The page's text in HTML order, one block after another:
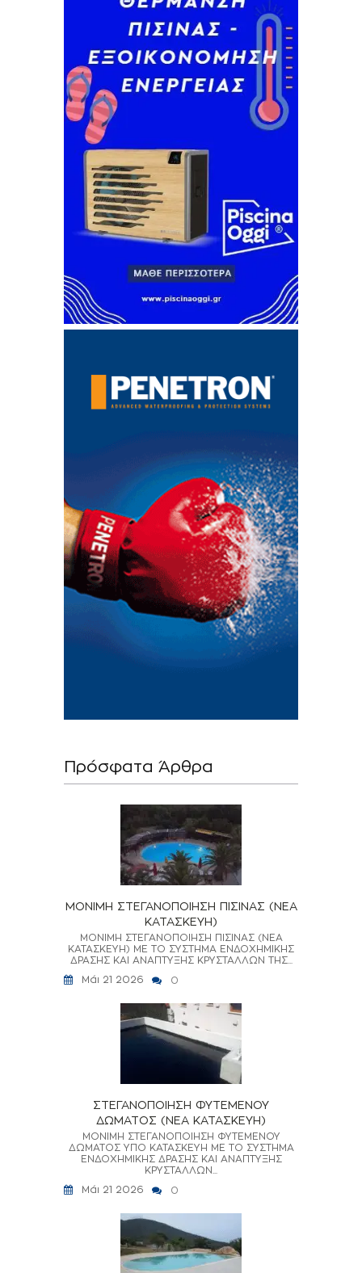
Πρόσφατα Άρθρα
ΜΟΝΙΜΗ ΣΤΕΓΑΝΟΠΟΙΗΣΗ ΠΙΣΙΝΑΣ (ΝΕΑ
ΚΑΤΑΣΚΕΥΗ)
ΜΟΝΙΜΗ ΣΤΕΓΑΝΟΠΟΙΗΣΗ ΠΙΣΙΝΑΣ (ΝΕΑ
ΚΑΤΑΣΚΕΥΗ) ΜΕ ΤΟ ΣΥΣΤΗΜΑ ΕΝΔΟΧΗΜΙΚΗΣ
ΔΡΑΣΗΣ ΚΑΙ ΑΝΑΠΤΥΞΗΣ ΚΡΥΣΤΑΛΛΩΝ ΤΗΣ...
Μάι 21 2026
0
ΣΤΕΓΑΝΟΠΟΙΗΣΗ ΦΥΤΕΜΕΝΟΥ
ΔΩΜΑΤΟΣ (ΝΕΑ ΚΑΤΑΣΚΕΥΗ)
ΜΟΝΙΜΗ ΣΤΕΓΑΝΟΠΟΙΗΣΗ ΦΥΤΕΜΕΝΟΥ
ΔΩΜΑΤΟΣ ΥΠΟ ΚΑΤΑΣΚΕΥΗ ΜΕ ΤΟ ΣΥΣΤΗΜΑ
ΕΝΔΟΧΗΜΙΚΗΣ ΔΡΑΣΗΣ ΚΑΙ ΑΝΑΠΤΥΞΗΣ
ΚΡΥΣΤΑΛΛΩΝ...
Μάι 21 2026
0